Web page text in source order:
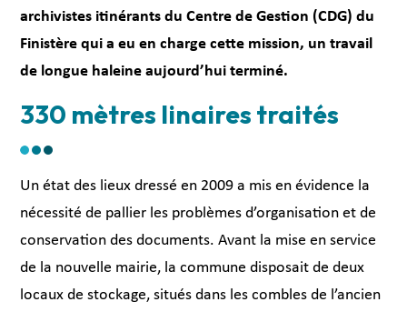
archivistes itinérants du Centre de Gestion (CDG) du
Finistère qui a eu en charge cette mission, un travail
de longue haleine aujourd’hui terminé.
330 mètres linaires traités
Un état des lieux dressé en 2009 a mis en évidence la
nécessité de pallier les problèmes d’organisation et de
conservation des documents. Avant la mise en service
de la nouvelle mairie, la commune disposait de deux
locaux de stockage, situés dans les combles de l’ancien